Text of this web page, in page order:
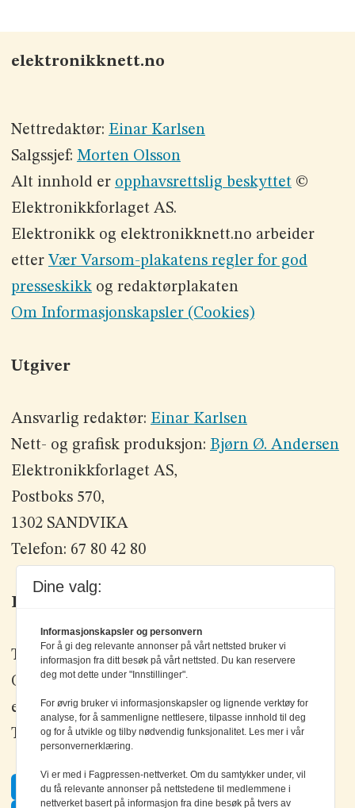
elektronikknett.no
Nettredaktør: Einar Karlsen
Salgssjef: Morten Olsson
Alt innhold er opphavsrettslig beskyttet©
Elektronikkforlaget AS.
Elektronikk og elektronikknett.no arbeider
etter Vær Varsom-plakatens regler for god
presseskikkog redaktørplakaten
Om Informasjonskapsler (Cookies)
Utgiver
Ansvarlig redaktør: Einar Karlsen
Nett- og grafisk produksjon: Bjørn Ø. Andersen
Elektronikkforlaget AS,
Postboks 570,
1302 SANDVIKA
Telefon: 67 80 42 80
Kontakt oss
Tlf: +47 67 80 42 80
Olav Brunborgs vei 6, 1396 Billingstad
epost: elektronikk@elektronikkforlaget.no
Tips oss:tips@elektronikkforlaget.no
Facebook
Dine valg:
Informasjonskapsler og personvern
For å gi deg relevante annonser på vårt nettsted bruker vi
informasjon fra ditt besøk på vårt nettsted. Du kan reservere
deg mot dette under "Innstillinger".
For øvrig bruker vi informasjonskapsler og lignende verktøy for
analyse, for å sammenligne nettlesere, tilpasse innhold til deg
og for å utvikle og tilby nødvendig funksjonalitet. Les mer i vår
personvernerklæring.
Vi er med i Fagpressen-nettverket. Om du samtykker under, vil
du få relevante annonser på nettstedene til medlemmene i
nettverket basert på informasjon fra dine besøk på tvers av